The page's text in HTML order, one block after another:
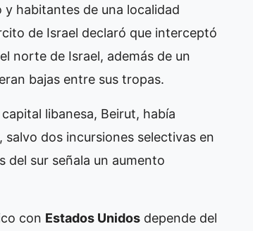
habitantes de una localidad
de Israel declaró que interceptó
norte de Israel, además de un
bajas entre sus tropas.
libanesa, Beirut, había
dos incursiones selectivas en
del sur señala un aumento
con Estados Unidos depende del